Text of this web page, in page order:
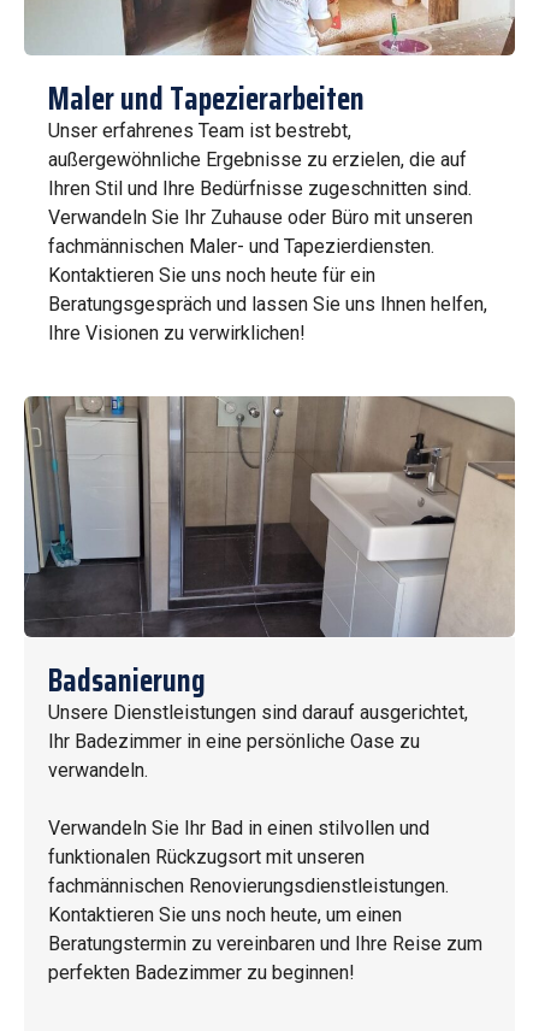
Maler und Tapezierarbeiten
Unser erfahrenes Team ist bestrebt,
außergewöhnliche Ergebnisse zu erzielen, die auf
Ihren Stil und Ihre Bedürfnisse zugeschnitten sind.
Verwandeln Sie Ihr Zuhause oder Büro mit unseren
fachmännischen Maler- und Tapezierdiensten.
Kontaktieren Sie uns noch heute für ein
Beratungsgespräch und lassen Sie uns Ihnen helfen,
Ihre Visionen zu verwirklichen!
Badsanierung
Unsere Dienstleistungen sind darauf ausgerichtet,
Ihr Badezimmer in eine persönliche Oase zu
verwandeln.
Verwandeln Sie Ihr Bad in einen stilvollen und
funktionalen Rückzugsort mit unseren
fachmännischen Renovierungsdienstleistungen.
Kontaktieren Sie uns noch heute, um einen
Beratungstermin zu vereinbaren und Ihre Reise zum
perfekten Badezimmer zu beginnen!